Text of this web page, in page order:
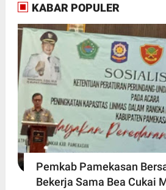
KABAR POPULER
Pemkab Pamekasan
Bekerja Sama Bea Cukai